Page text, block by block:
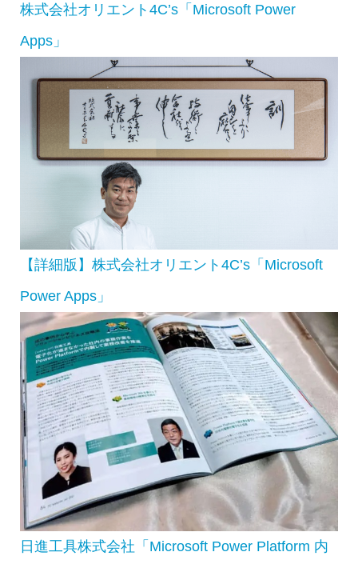
株式会社オリエント4C’s「Microsoft Power
Apps」
【詳細版】株式会社オリエント4C’s「Microsoft
Power Apps」
日進工具株式会社「Microsoft Power Platform 内